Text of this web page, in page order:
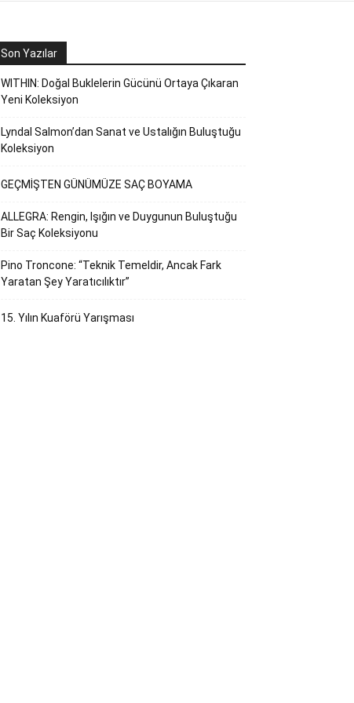
Son Yazılar
WITHIN: Doğal Buklelerin Gücünü Ortaya Çıkaran
Yeni Koleksiyon
Lyndal Salmon’dan Sanat ve Ustalığın Buluştuğu
Koleksiyon
GEÇMİŞTEN GÜNÜMÜZE SAÇ BOYAMA
ALLEGRA: Rengin, Işığın ve Duygunun Buluştuğu
Bir Saç Koleksiyonu
Pino Troncone: “Teknik Temeldir, Ancak Fark
Yaratan Şey Yaratıcılıktır”
15. Yılın Kuaförü Yarışması